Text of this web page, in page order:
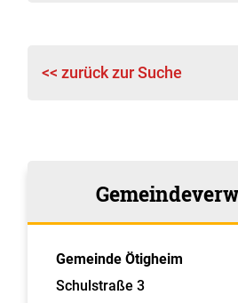
<< zurück zur Suche
Gemeinde Ötigheim
Schulstraße 3